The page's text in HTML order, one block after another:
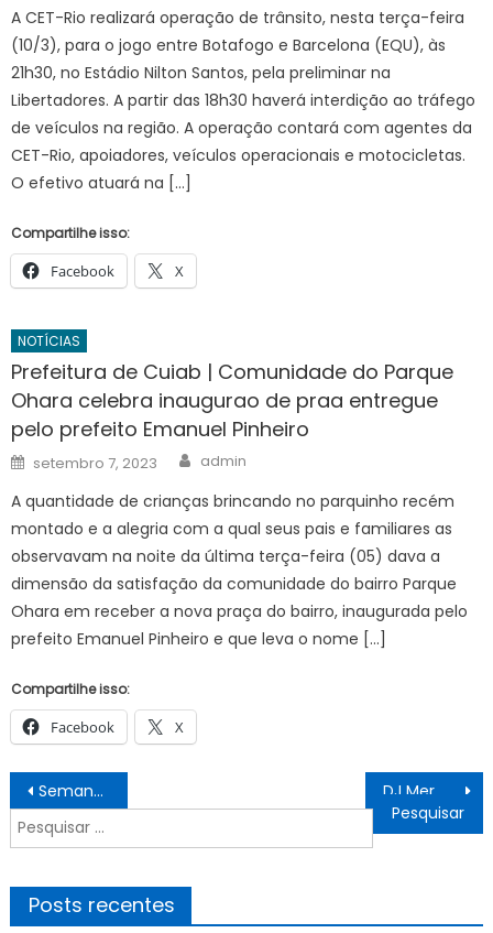
A CET-Rio realizará operação de trânsito, nesta terça-feira
(10/3), para o jogo entre Botafogo e Barcelona (EQU), às
21h30, no Estádio Nilton Santos, pela preliminar na
Libertadores. A partir das 18h30 haverá interdição ao tráfego
de veículos na região. A operação contará com agentes da
CET-Rio, apoiadores, veículos operacionais e motocicletas.
O efetivo atuará na […]
Compartilhe isso:
Facebook X
NOTÍCIAS
Prefeitura de Cuiab | Comunidade do Parque
Ohara celebra inaugurao de praa entregue
pelo prefeito Emanuel Pinheiro
Posted
on
setembro 7, 2023 Author
admin
A quantidade de crianças brincando no parquinho recém
montado e a alegria com a qual seus pais e familiares as
observavam na noite da última terça-feira (05) dava a
dimensão da satisfação da comunidade do bairro Parque
Ohara em receber a nova praça do bairro, inaugurada pelo
prefeito Emanuel Pinheiro e que leva o nome […]
Compartilhe isso:
Facebook X
Navegação
de
Post
Semana começa com oferta de 575 vagas de emprego no Sine-JP
DJ Mermaid e o cantor Caio Prado agitam público no projeto Circulador Cultural
Pesquisar
por:
Posts recentes